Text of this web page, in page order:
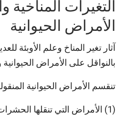
التغيرات المناخية
الأمراض الحيوانية
آثار تغير المناخ وعلم الأوبئة
بالنواقل على الأمراض الحيوانية
تنقسم الأمراض الحيوانية
(1) الأمراض التي تنقلها